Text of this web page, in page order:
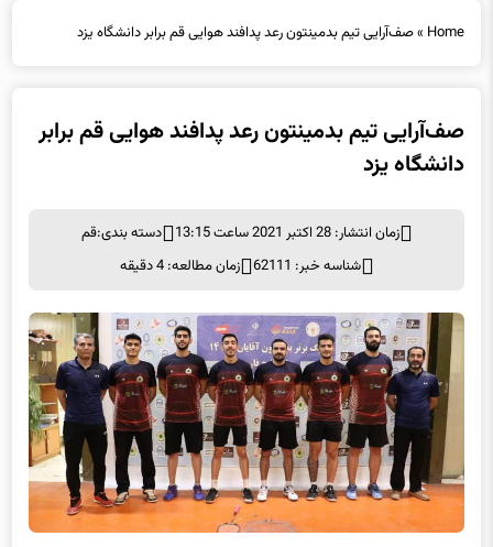
Home
»صف‌آرایی تیم بدمینتون رعد پدافند هوایی قم برابر دانشگاه یزد
صف‌آرایی تیم بدمینتون رعد پدافند هوایی قم برابر
دانشگاه یزد
زمان انتشار: 28 اکتبر 2021 ساعت 13:15 دسته بندی:قم
شناسه خبر: 62111
زمان مطالعه: 4 دقیقه